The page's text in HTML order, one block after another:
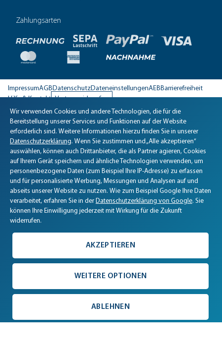
Zahlungsarten
ImpressumAGBDatenschutzDateneinstellungenAEBBarrierefreiheit
Hilfe & Kontakt Vertrag widerrufen
Biomaris Cookie-Einstellungen geöffnet
Wir verwenden Cookies und andere Technologien, die für die
Bereitstellung unserer Services und Funktionen auf der Website
erforderlich sind. Weitere Informationen hierzu finden Sie in unserer
Datenschutzerklärung. Wenn Sie zustimmen und „Alle akzeptieren“
auswählen, können auch Drittanbieter, die als Partner agieren, Cookies
auf Ihrem Gerät speichern und ähnliche Technologien verwenden, um
personenbezogene Daten (zum Beispiel Ihre IP-Adresse) zu erfassen
und für personalisierte Werbung, Messungen und Analysen auf und
abseits unserer Website zu nutzen. Wie zum Beispiel Google Ihre Daten
verarbeitet, erfahren Sie in der Datenschutzerklärung von Google. Sie
können Ihre Einwilligung jederzeit mit Wirkung für die Zukunft
widerrufen.
ABLEHNEN
WEITERE OPTIONEN
AKZEPTIEREN